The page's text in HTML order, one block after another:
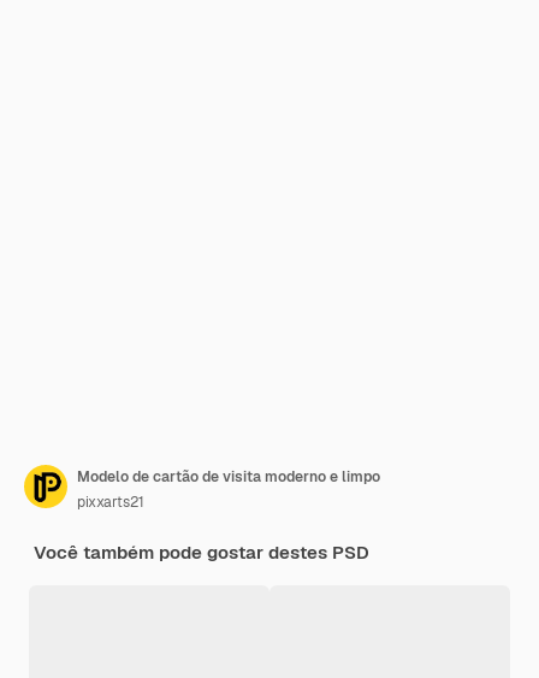
Modelo de cartão de visita moderno e limpo
pixxarts21
Você também pode gostar destes PSD